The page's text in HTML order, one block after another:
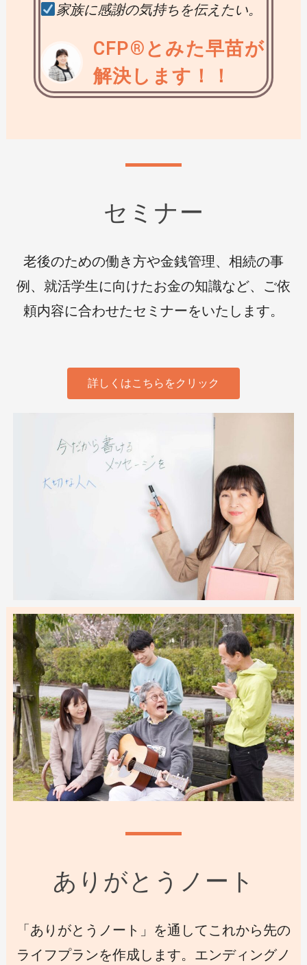
家族に感謝の気持ちを伝えたい。
CFP®とみた早苗が
解決します！！
セミナー
老後のための働き方や金銭管理、相続の事
例、就活学生に向けたお金の知識など、ご依
頼内容に合わせたセミナーをいたします。
詳しくはこちらをクリック
ありがとうノート
「ありがとうノート」を通してこれから先の
ライフプランを作成します。エンディングノ